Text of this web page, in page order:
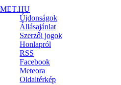
MET.HU
Újdonságok
Állásajánlat
Szerzői jogok
Honlapról
RSS
Facebook
Meteora
Oldaltérkép